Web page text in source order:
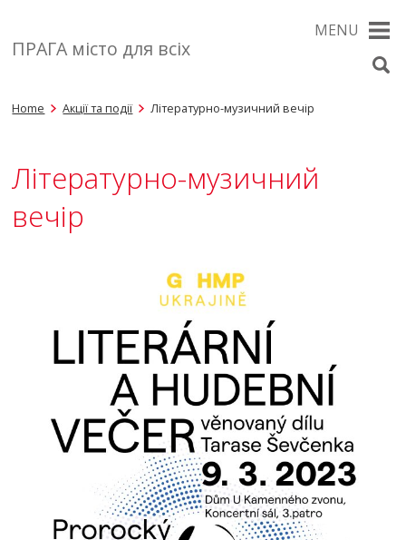
ПРАГА місто для всіх
MENU
Home Акції та події Літературно-музичний вечір
Літературно-музичний
вечір